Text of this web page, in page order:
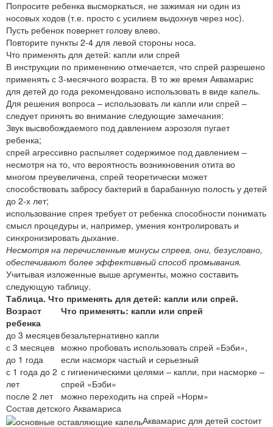
Попросите ребенка высморкаться, не зажимая ни один из
носовых ходов (т.е. просто с усилием выдохнув через нос).
Пусть ребенок повернет голову влево.
Повторите пункты 2-4 для левой стороны носа.
Что применять для детей: капли или спрей
В инструкции по применению отмечается, что спрей разрешено
применять с 3-месячного возраста. В то же время Аквамарис
для детей до года рекомендовано использовать в виде капель.
Для решения вопроса – использовать ли капли или спрей –
следует принять во внимание следующие замечания:
Звук высвобождаемого под давлением аэрозоля пугает
ребенка;
спрей агрессивно распыляет содержимое под давлением –
несмотря на то, что вероятность возникновения отита во
многом преувеличена, спрей теоретически может
способствовать забросу бактерий в барабанную полость у детей
до 2-х лет;
использование спрея требует от ребенка способности понимать
смысл процедуры и, например, умения контролировать и
синхронизировать дыхание.
Несмотря на перечисленные минусы спреев, они, безусловно,
обеспечивают более эффективный способ промывания.
Учитывая изложенные выше аргументы, можно составить
следующую таблицу.
Таблица. Что применять для детей: капли или спрей.
Возраст
ребенка
Что применять: капли или спрей
до 3 месяцевбезальтернативно капли
с 3 месяцев
до 1 года
можно пробовать использовать спрей «Бэби»,
если насморк частый и серьезный
с 1 года до 2
лет
с гигиеническими целями – капли, при насморке –
спрей «Бэби»
после 2 лет
можно переходить на спрей «Норм»
Состав детского Аквамариса
Аквамарис для детей состоит